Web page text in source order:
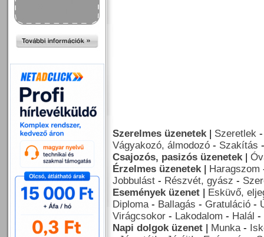
Szerelmes üzenetek| Szeretlek
Vágyakozó, álmodozó - Szakítás
Csajozós, pasizós üzenetek|
Érzelmes üzenetek| Haragszom
Jobbulást - Részvét, gyász -
Események üzenet | Esküvő,
Diploma- Ballagás - Gratuláció -
Virágcsokor - Lakodalom - Halál -
Napi dolgok üzenet | Munka-